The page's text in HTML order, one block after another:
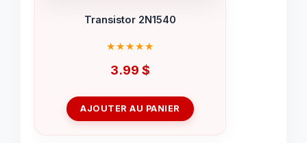
Transistor 2N1540
3.99 $
AJOUTER AU PANIER